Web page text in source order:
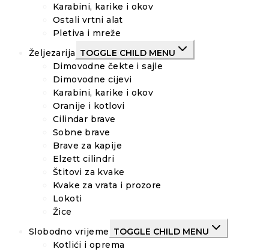
Karabini, karike i okov
Ostali vrtni alat
Pletiva i mreže
Željezarija TOGGLE CHILD MENU
Dimovodne čekte i sajle
Dimovodne cijevi
Karabini, karike i okov
Oranije i kotlovi
Cilindar brave
Sobne brave
Brave za kapije
Elzett cilindri
Štitovi za kvake
Kvake za vrata i prozore
Lokoti
Žice
Slobodno vrijeme TOGGLE CHILD MENU
Kotlići i oprema